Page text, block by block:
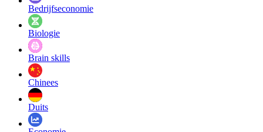
Bedrijfseconomie
Biologie
Brain skills
Chinees
Duits